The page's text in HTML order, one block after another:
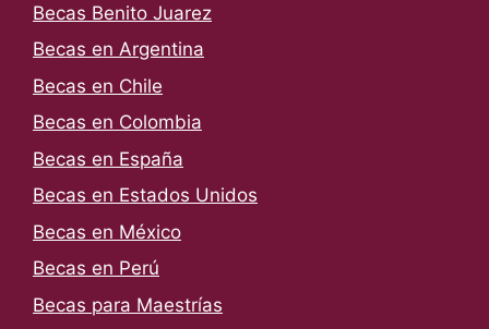
Becas Benito Juarez
Becas en Argentina
Becas en Chile
Becas en Colombia
Becas en España
Becas en Estados Unidos
Becas en México
Becas en Perú
Becas para Maestrías